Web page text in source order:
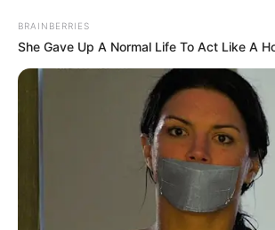
BRAINBERRIES
She Gave Up A Normal Life To Act Like A